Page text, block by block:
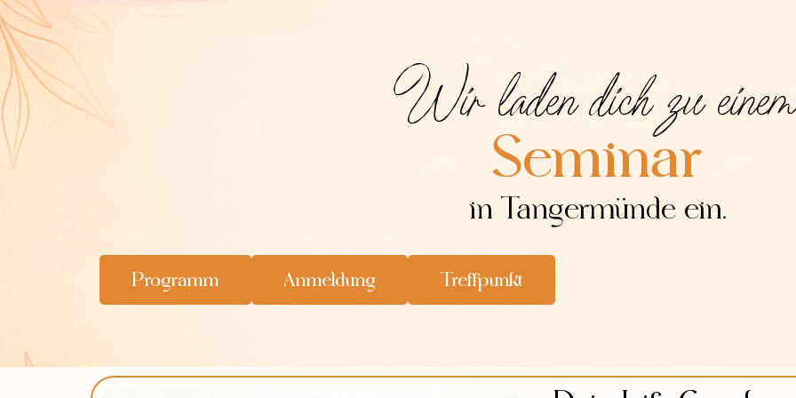
Wir laden dich zu
Seminar
in Tangermünde ein.
Programm Anmeldung Treffpunkt